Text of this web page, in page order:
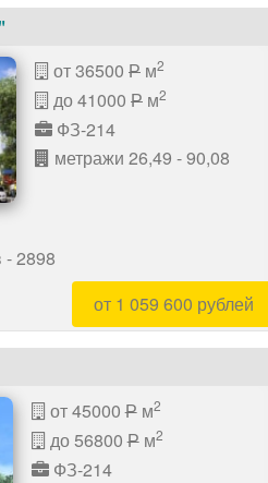
от 36500 P м2
до 41000 P м2
ФЗ-214
метражи 26,49 - 90,08
- 2898
от 1 059 600 рублей
от 45000Pм2
до 56800Pм2
ФЗ-214